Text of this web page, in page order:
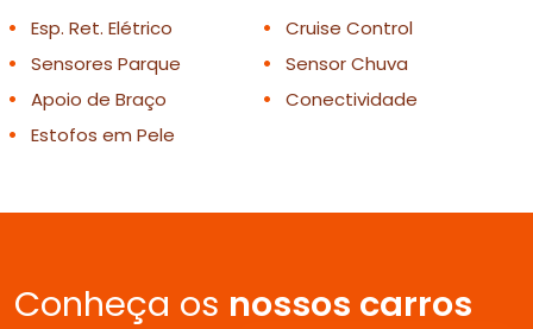
Esp. Ret. Elétrico
Cruise Control
Sensores Parque
Sensor Chuva
Apoio de Braço
Conectividade
Estofos em Pele
Conheça os nossos carros